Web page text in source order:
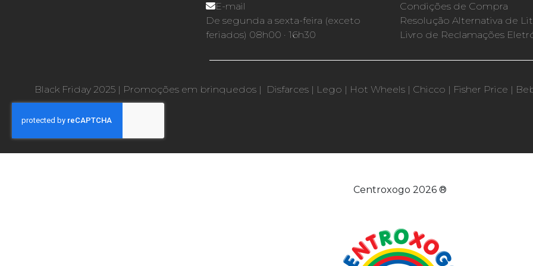
E-mail
De segunda a sexta-feira (exceto
feriados) 08h00 · 16h30
Condições de Compra
Resolução Alternativa de
Livro de Reclamações
Black Friday 2025 | Promoções em brinquedos | Disfarces | Lego | Hot Wheels | Chicco | Fisher Price |
Centroxogo 2026 ®